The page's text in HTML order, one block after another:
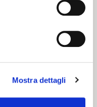
Mostra dettagli
SELENELLA